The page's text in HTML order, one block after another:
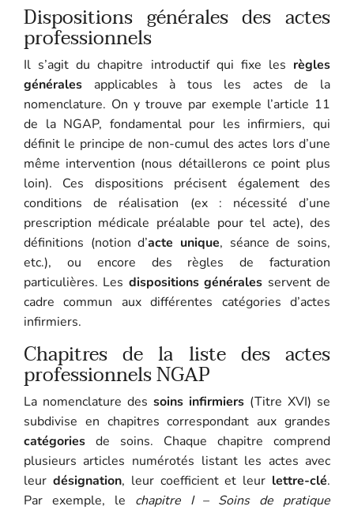
Dispositions générales des actes
professionnels
Il s’agit du chapitre introductif qui fixe les règles
généralesapplicables à tous les actes de la
nomenclature. On y trouve par exemple l’article 11
de la NGAP, fondamental pour les infirmiers, qui
définit le principe de non-cumul des actes lors d’une
même intervention (nous détaillerons ce point plus
loin). Ces dispositions précisent également des
conditions de réalisation (ex : nécessité d’une
prescription médicale préalable pour tel acte), des
définitions (notion d’acte unique, séance de soins,
etc.), ou encore des règles de facturation
particulières. Les dispositions générales servent de
cadre commun aux différentes catégories d’actes
infirmiers.
Chapitres de la liste des actes
professionnels NGAP
La nomenclature des soins infirmiers (Titre XVI) se
subdivise en chapitres correspondant aux grandes
catégoriesde soins. Chaque chapitre comprend
plusieurs articles numérotés listant les actes avec
leur désignation, leur coefficient et leur lettre-clé.
Par exemple, le chapitre I – Soins de pratique